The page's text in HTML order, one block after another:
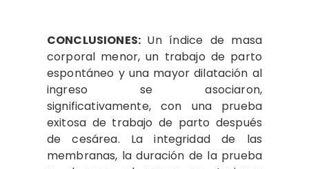
CONCLUSIONES: Un índice de masa
corporal menor, un trabajo de parto
espontáneo y una mayor dilatación al
ingreso se asociaron,
significativamente, con una prueba
exitosa de trabajo de parto después
de cesárea. La integridad de las
membranas, la duración de la prueba